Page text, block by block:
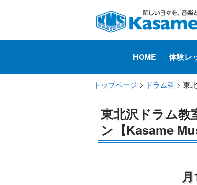
HOME 体験レ
トップページ > ドラム科 > 東
東北沢ドラム教
ン【Kasame